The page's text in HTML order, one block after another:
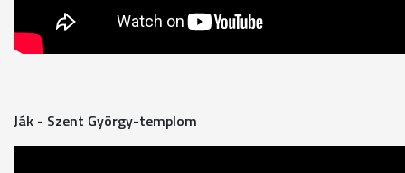
Ják - Szent György-templom